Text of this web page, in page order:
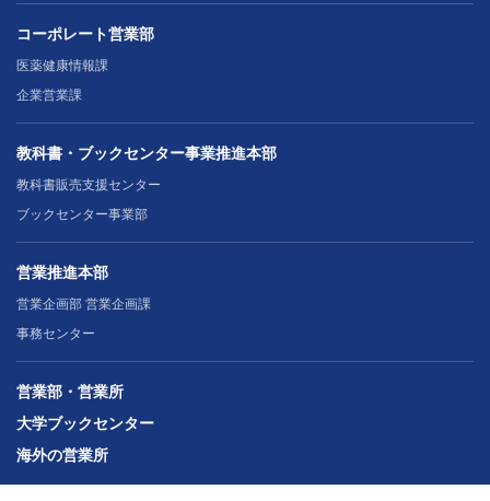
コーポレート営業部
医薬健康情報課
企業営業課
教科書・ブックセンター事業推進本部
教科書販売支援センター
ブックセンター事業部
営業推進本部
営業企画部 営業企画課
事務センター
営業部・営業所
大学ブックセンター
海外の営業所